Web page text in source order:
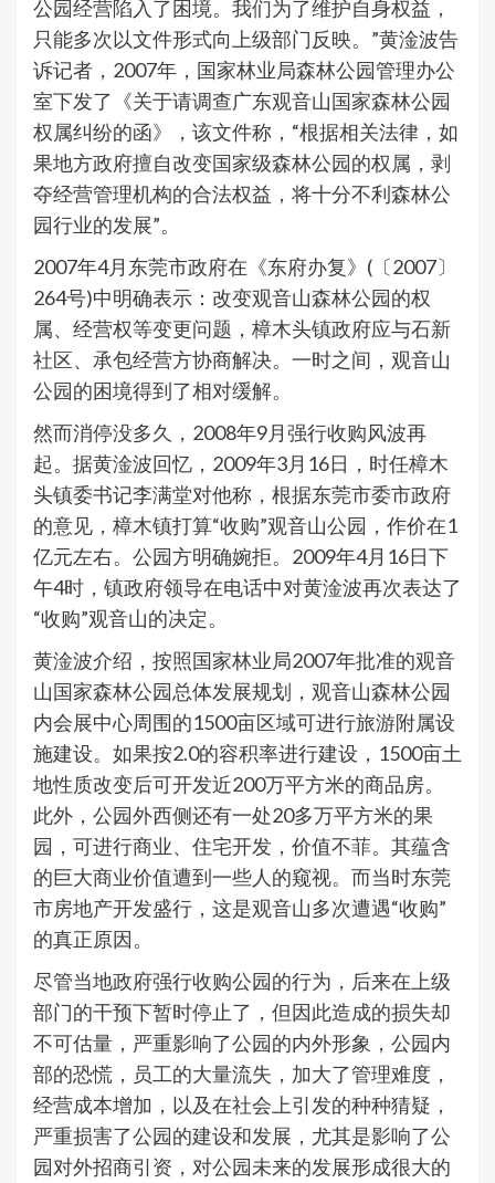
公园经营陷入了困境。我们为了维护自身权益，
只能多次以文件形式向上级部门反映。”黄淦波告
诉记者，2007年，国家林业局森林公园管理办公
室下发了《关于请调查广东观音山国家森林公园
权属纠纷的函》，该文件称，“根据相关法律，如
果地方政府擅自改变国家级森林公园的权属，剥
夺经营管理机构的合法权益，将十分不利森林公
园行业的发展”。
2007年4月东莞市政府在《东府办复》(〔2007〕
264号)中明确表示：改变观音山森林公园的权
属、经营权等变更问题，樟木头镇政府应与石新
社区、承包经营方协商解决。一时之间，观音山
公园的困境得到了相对缓解。
然而消停没多久，2008年9月强行收购风波再
起。据黄淦波回忆，2009年3月16日，时任樟木
头镇委书记李满堂对他称，根据东莞市委市政府
的意见，樟木镇打算“收购”观音山公园，作价在1
亿元左右。公园方明确婉拒。2009年4月16日下
午4时，镇政府领导在电话中对黄淦波再次表达了
“收购”观音山的决定。
黄淦波介绍，按照国家林业局2007年批准的观音
山国家森林公园总体发展规划，观音山森林公园
内会展中心周围的1500亩区域可进行旅游附属设
施建设。如果按2.0的容积率进行建设，1500亩土
地性质改变后可开发近200万平方米的商品房。
此外，公园外西侧还有一处20多万平方米的果
园，可进行商业、住宅开发，价值不菲。其蕴含
的巨大商业价值遭到一些人的窥视。而当时东莞
市房地产开发盛行，这是观音山多次遭遇“收购”
的真正原因。
尽管当地政府强行收购公园的行为，后来在上级
部门的干预下暂时停止了，但因此造成的损失却
不可估量，严重影响了公园的内外形象，公园内
部的恐慌，员工的大量流失，加大了管理难度，
经营成本增加，以及在社会上引发的种种猜疑，
严重损害了公园的建设和发展，尤其是影响了公
园对外招商引资，对公园未来的发展形成很大的